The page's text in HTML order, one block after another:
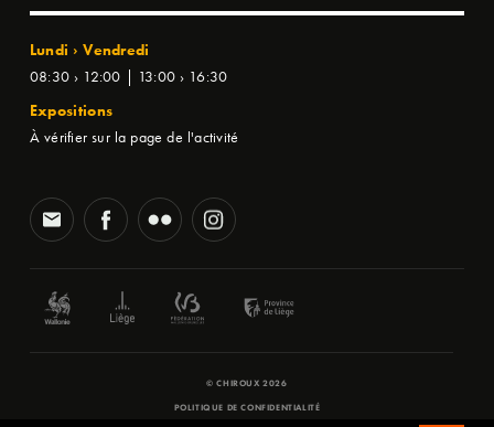
Lundi › Vendredi
08:30 › 12:00 | 13:00 › 16:30
Expositions
À vérifier sur la page de l'activité
© CHIROUX 2026
POLITIQUE DE CONFIDENTIALITÉ